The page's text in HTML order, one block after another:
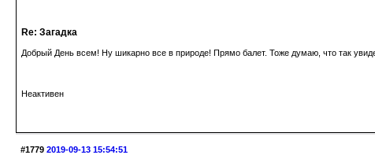
Re: Загадка
Добрый День всем! Ну шикарно все в природе! Прямо балет. Тоже думаю, что так
Неактивен
#1779 2019-09-13 15:54:51